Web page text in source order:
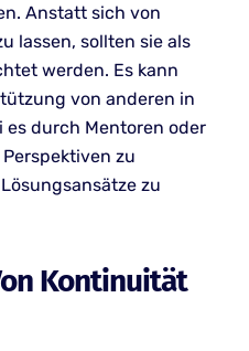
Anstatt sich von
lassen, sollten sie als
werden. Es kann
von anderen in
es durch Mentoren oder
zu
zu
Kontinuität